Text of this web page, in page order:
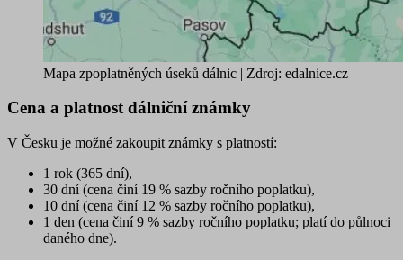
Mapa zpoplatněných úseků dálnic | Zdroj: edalnice.cz
Cena a platnost dálniční známky
V Česku je možné zakoupit známky s platností:
1 rok (365 dní),
30 dní(cena činí 19 % sazby ročního poplatku),
10 dní(cena činí 12 % sazby ročního poplatku),
1 den (cena činí 9 % sazby ročního poplatku; platí do půlnoci
daného dne).